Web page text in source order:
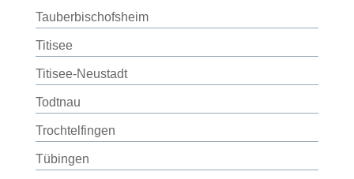
Tauberbischofsheim
Titisee
Titisee-Neustadt
Todtnau
Trochtelfingen
Tübingen